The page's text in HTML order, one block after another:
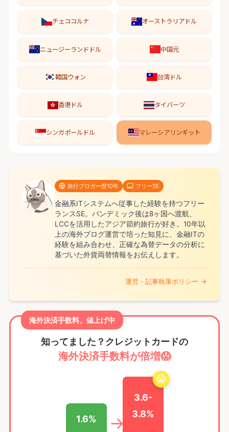
チェココルナ オーストラリアドル
ニュージーランドドル 中国元
韓国ウォン 台湾ドル
香港ドル タイバーツ
シンガポールドル マレーシアリンギット
旅行ブロガー歴10年 フリーSE
金融系ITシステムへ従事した経験を持つフリー
ランスSE。パンデミック後は8ヶ国へ渡航、
LCCを活用したアジア節約旅行が好き。10年以
上の海外ブログ運営で培った知見に、金融ITの
経験を組み合わせ、正確な為替データの分析に
基づいた外貨両替情報をお伝えします。
運営・記事執筆ポリシー
海外決済手数料、値上げ中
知ってました？クレジットカードの
海外決済手数料が倍増😱
1.6% →
3.6-
3.8%
😭